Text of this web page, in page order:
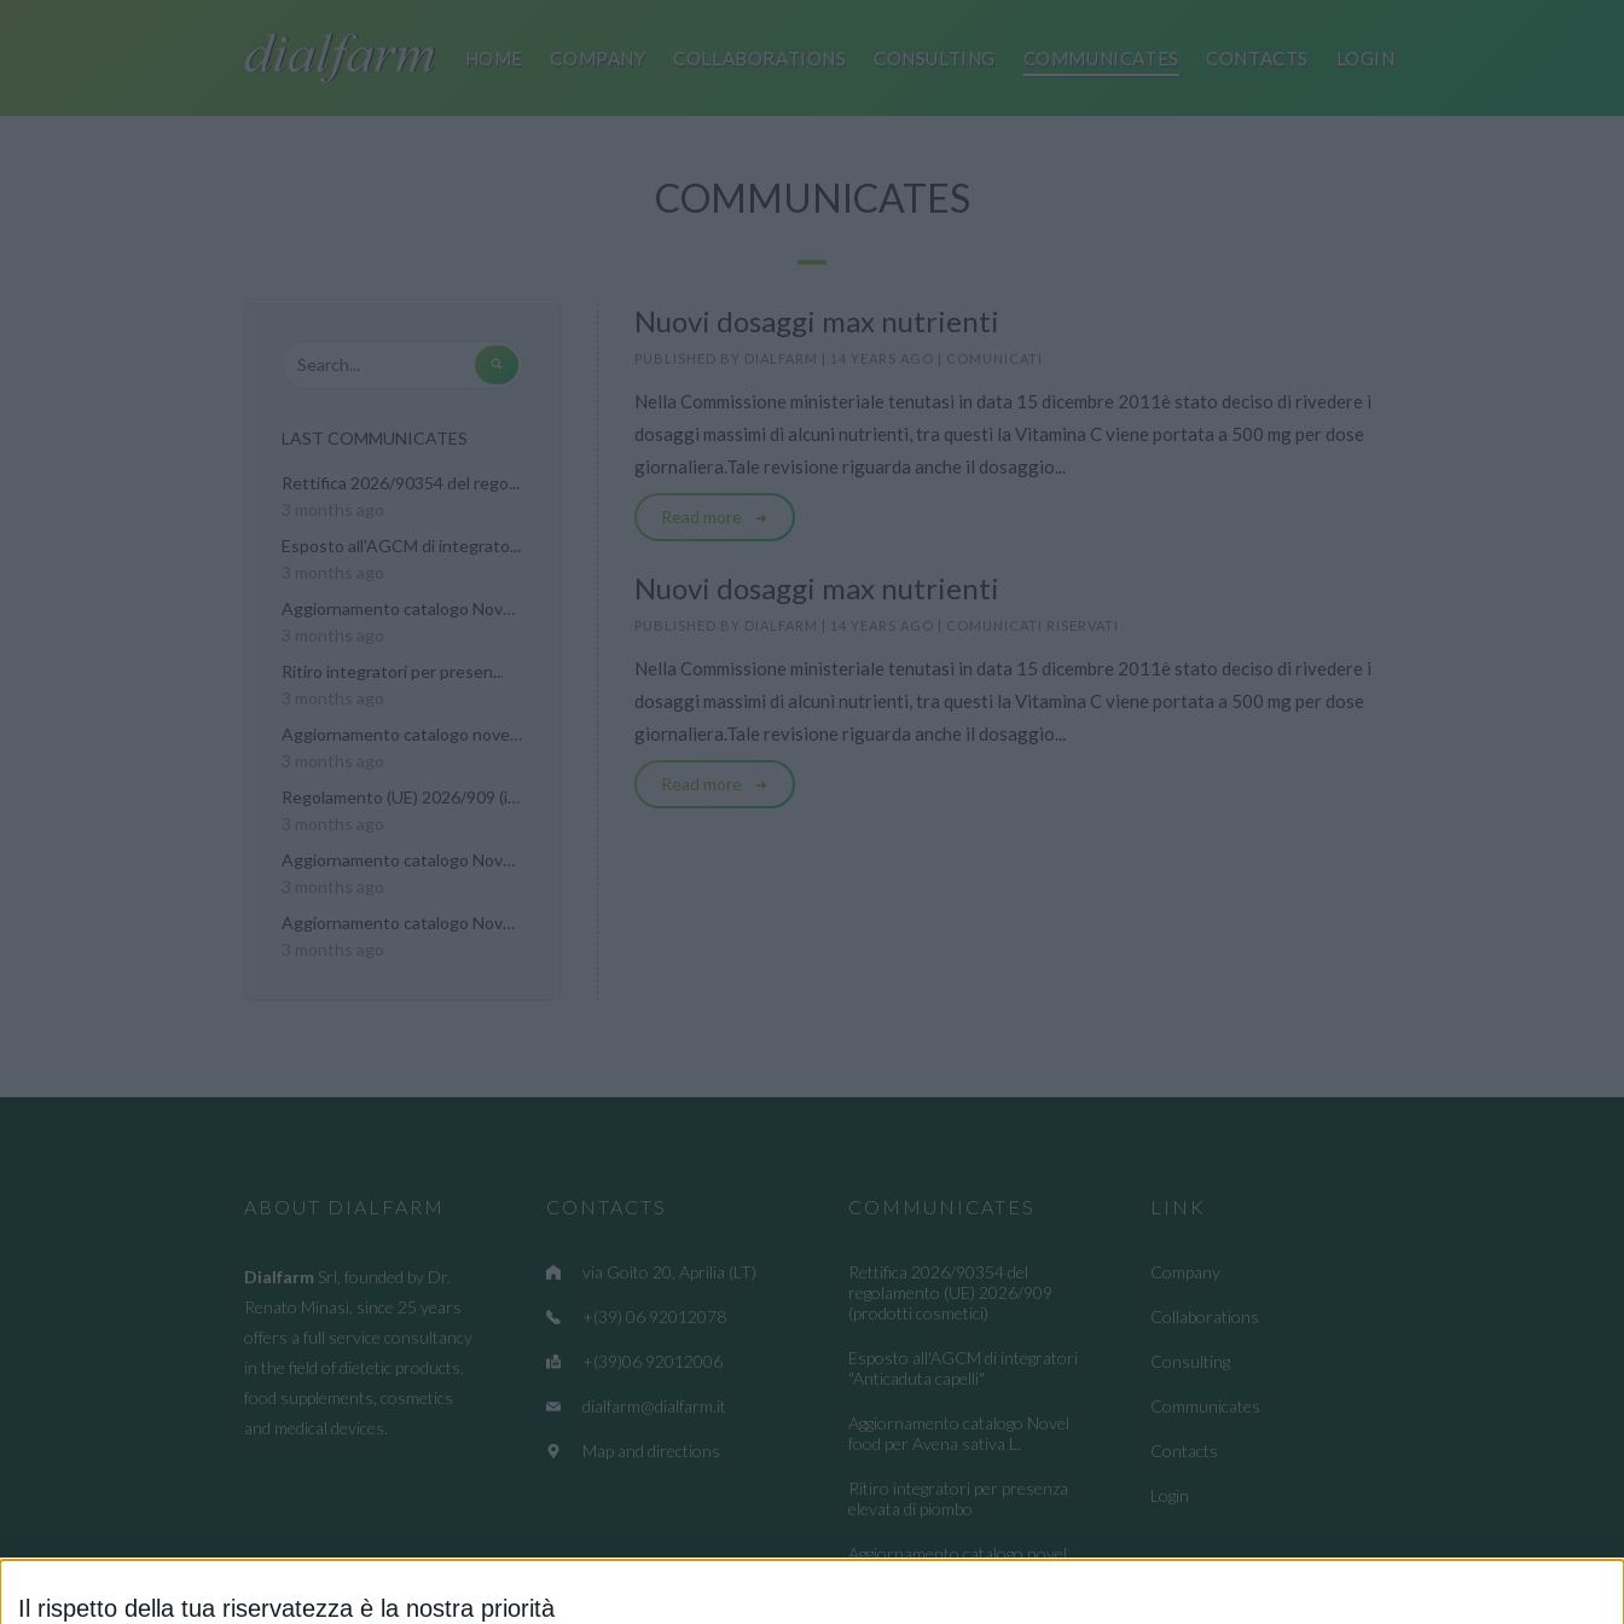
Il rispetto della tua riservatezza è la nostra priorità
HOME COMPANY COLLABORATIONS CONSULTING COMMUNICATES CONTACTS LOGIN
COMMUNICATES
LAST COMMUNICATES
Rettifica 2026/90354 del rego...
Esposto all'AGCM di integrato...
Aggiornamento catalogo Novel...
Ritiro integratori per presen...
Aggiornamento catalogo novel...
Regolamento (UE) 2026/909 (im...
Aggiornamento catalogo Novel...
Aggiornamento catalogo Novel...
Nuovi dosaggi max nutrienti
PUBLISHED BY DIALFARM | 14 YEARS AGO | COMUNICATI
Nella Commissione ministeriale tenutasi in data 15 dicembre 2011è stato deciso di rivedere i
dosaggi massimi di alcuni nutrienti, tra questi la Vitamina C viene portata a 500 mg per dose
giornaliera.Tale revisione riguarda anche il dosaggio...
Read more
Nuovi dosaggi max nutrienti
PUBLISHED BY DIALFARM | 14 YEARS AGO | COMUNICATI RISERVATI
Nella Commissione ministeriale tenutasi in data 15 dicembre 2011è stato deciso di rivedere i
dosaggi massimi di alcuni nutrienti, tra questi la Vitamina C viene portata a 500 mg per dose
giornaliera.Tale revisione riguarda anche il dosaggio...
Read more
ABOUT DIALFARM
Dialfarm Srl, founded by Dr.
Renato Minasi, since 25 years
offers a full service consultancy
in the field of dietetic products,
food supplements, cosmetics
and medical devices.
CONTACTS
via Goito 20, Aprilia (LT)
+(39) 06 92012078
+(39)06 92012006
dialfarm@dialfarm.it
Map and directions
COMMUNICATES
Rettifica 2026/90354 del
regolamento (UE) 2026/909
(prodotti cosmetici)
Esposto all'AGCM di integratori
"Anticaduta capelli"
Aggiornamento catalogo Novel
food per Avena sativa L.
Ritiro integratori per presenza
elevata di piombo
Aggiornamento catalogo novel
LINK
Company
Collaborations
Consulting
Communicates
Contacts
Login